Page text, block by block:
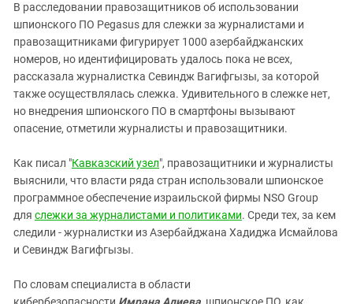
Северная Осетия - Алания
СКФО
Ставропольский край
Чечня
Южная Осетия
ЮФО
В расследовании правозащитников об использовании
шпионского ПО Pegasus для слежки за журналистами и
правозащитниками фигурирует 1000 азербайджанских
номеров, но идентифицировать удалось пока не всех,
рассказала журналистка Севиндж Вагифгызы, за которой
также осуществлялась слежка. Удивительного в слежке нет,
но внедрения шпионского ПО в смартфоны вызывают
опасение, отметили журналисты и правозащитники.
Как писал "Кавказский узел", правозащитники и журналисты
выяснили, что власти ряда стран использовали шпионское
программное обеспечение израильской фирмы NSO Group
для слежки за журналистами и политиками. Среди тех, за кем
следили - журналистки из Азербайджана Хадиджа Исмайлова
и Севиндж Вагифгызы.
По словам специалиста в области